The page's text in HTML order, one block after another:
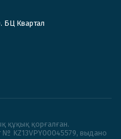
БЦ Квартал
құқық қорғалған.
№ KZ13VPY00045579, выдано